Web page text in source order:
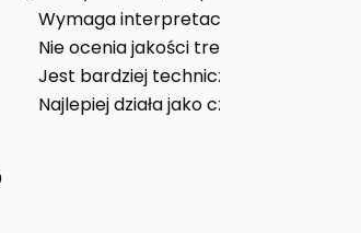
Wymaga interpretacji, bo nie każdy
Nie ocenia jakości treści i sensu
Jest bardziej techniczne dla
Najlepiej działa jako część procesu